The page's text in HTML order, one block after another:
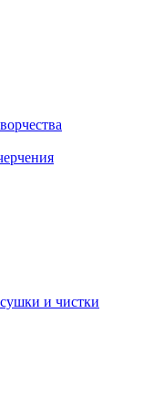
и чистки